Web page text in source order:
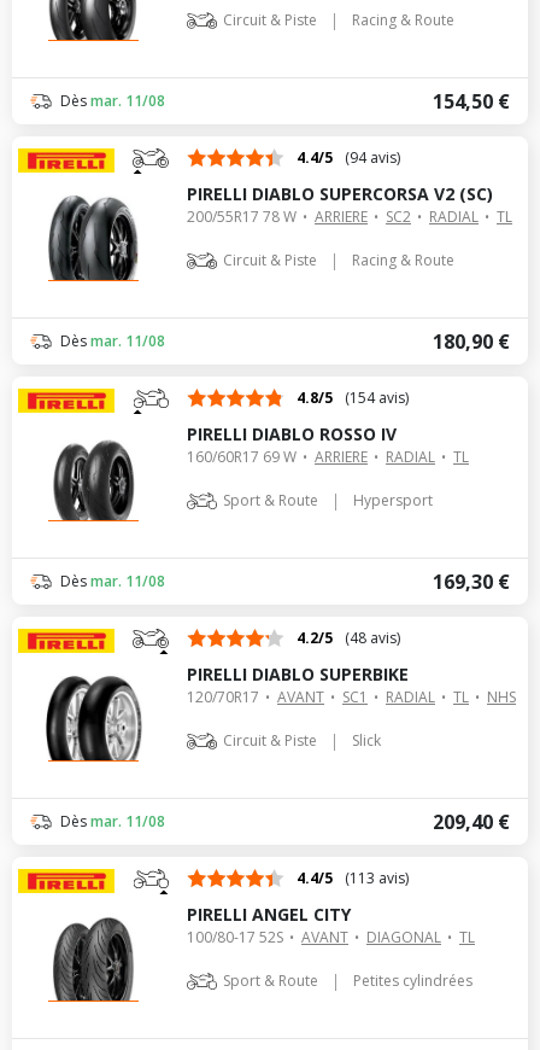
Circuit & Piste | Racing & Route
154,50 €
Dèsmar. 11/08
4.4/5 (94 avis)
PIRELLI DIABLO SUPERCORSA V2 (SC)
200/55R17 78 W ARRIERE SC2 RADIAL TL
Circuit & Piste | Racing & Route
180,90 €
Dèsmar. 11/08
4.8/5 (154 avis)
PIRELLI DIABLO ROSSO IV
160/60R17 69 W ARRIERE RADIAL TL
Sport & Route | Hypersport
169,30 €
Dèsmar. 11/08
4.2/5 (48 avis)
PIRELLI DIABLO SUPERBIKE
120/70R17 AVANT SC1 RADIAL TL NHS
Circuit & Piste | Slick
209,40 €
Dèsmar. 11/08
4.4/5 (113 avis)
PIRELLI ANGEL CITY
100/80-17 52S AVANT DIAGONAL TL
Sport & Route | Petites cylindrées